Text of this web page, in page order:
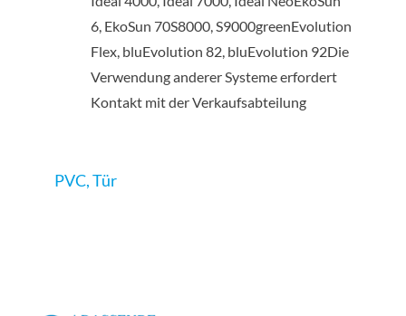
6, EkoSun 70S8000, S9000greenEvolution
Flex, bluEvolution 82, bluEvolution 92Die
Verwendung anderer Systeme erfordert
Kontakt mit der Verkaufsabteilung
PVC,Tür